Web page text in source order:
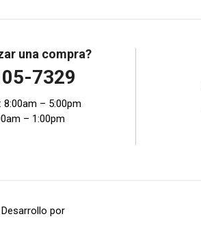
una compra?
7329
8:00am – 5:00pm
– 1:00pm
por